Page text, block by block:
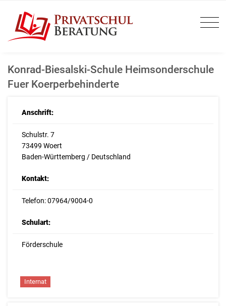
Konrad-Biesalski-Schule Heimsonderschule
Fuer Koerperbehinderte
Anschrift:
Schulstr. 7
73499 Woert
Baden-Württemberg / Deutschland
Kontakt:
Telefon: 07964/9004-0
Schulart:
Förderschule
Internat